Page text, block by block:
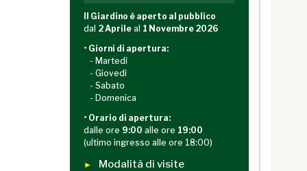
Il Giardino è aperto al pubblico
dal 2 Aprile al 1 Novembre 2026
• Giorni di apertura:
- Martedì
- Giovedì
- Sabato
- Domenica
• Orario di apertura:
dalle ore 9:00 alle ore 19:00
(ultimo ingresso alle ore 18:00)
► Modalità di visite